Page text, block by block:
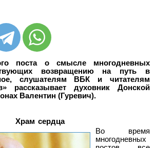
поста о смысле многодневных
возвращению на путь в
слушателям ВБК и читателям
рассказывает духовник Донской
Валентин (Гуревич).
Храм сердца
Во время
многодневных